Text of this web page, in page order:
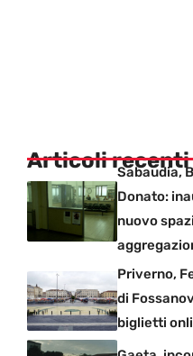
Articoli recenti
Sabaudia,
Donato:
nuovo
Priverno,
di
biglietti